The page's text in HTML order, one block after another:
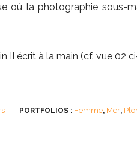
où la photographie sous-
II écrit à la main (cf. vue 02
PORTFOLIOS : Femme, Mer,